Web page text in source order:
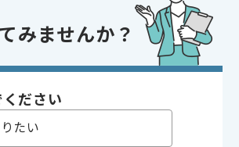
活かす , 長期プロジェクト , リーダー経験を活
みませんか？
ださい
たい